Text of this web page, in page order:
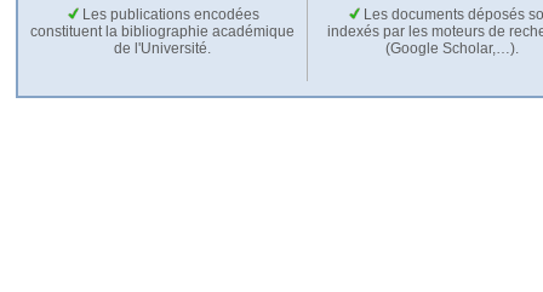
Les publications encodées
constituent la bibliographie académique
de l'Université.
Les documents déposés
indexés par les moteurs de
(Google Scholar,…).